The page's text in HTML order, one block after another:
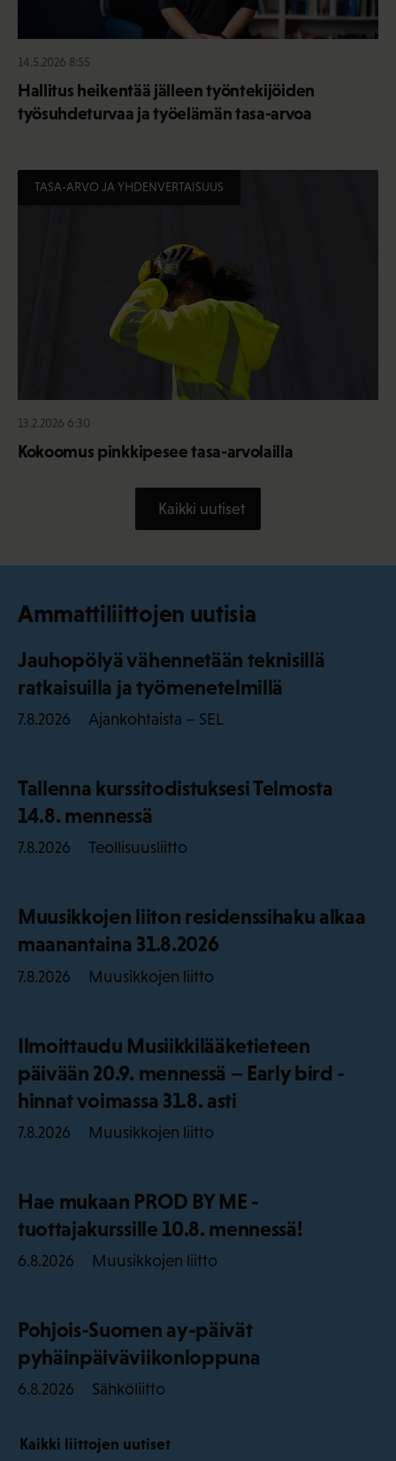
14.5.2026 8:55
Hallitus heikentää jälleen työntekijöiden
työsuhdeturvaa ja työelämän tasa-arvoa
TASA-ARVO JA YHDENVERTAISUUS
13.2.2026 6:30
Kokoomus pinkkipesee tasa-arvolailla
Kaikki uutiset
Ammattiliittojen uutisia
Jauhopölyä vähennetään teknisillä
ratkaisuilla ja työmenetelmillä
7.8.2026 Ajankohtaista – SEL
Tallenna kurssitodistuksesi Telmosta
14.8. mennessä
7.8.2026 Teollisuusliitto
Muusikkojen liiton residenssihaku alkaa
maanantaina 31.8.2026
7.8.2026 Muusikkojen liitto
Ilmoittaudu Musiikkilääketieteen
päivään 20.9. mennessä – Early bird -
hinnat voimassa 31.8. asti
7.8.2026 Muusikkojen liitto
Hae mukaan PROD BY ME -
tuottajakurssille 10.8. mennessä!
6.8.2026 Muusikkojen liitto
Pohjois-Suomen ay-päivät
pyhäinpäiväviikonloppuna
6.8.2026 Sähköliitto
Kaikki liittojen uutiset